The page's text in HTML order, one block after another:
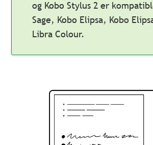
og Kobo Stylus 2 er
Sage, Kobo Elipsa, Kobo
Libra Colour.